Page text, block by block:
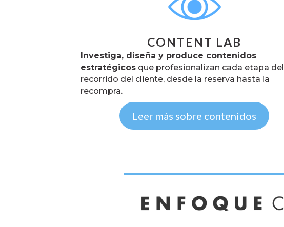
CONTENT LAB
Investiga, diseña y produce contenidos
estratégicos que profesionalizan cada etapa del
recorrido del cliente, desde la reserva hasta la
recompra.
Leer más sobre contenidos